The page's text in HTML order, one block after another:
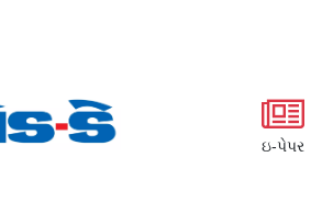
ઇ-પેપર